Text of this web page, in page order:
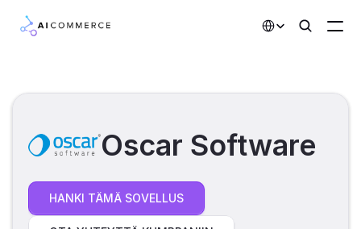
Asiakkaat
Kumppanit
Hinnoittelu
Ratkaisut
Oscar Software
HANKI TÄMÄ SOVELLUS